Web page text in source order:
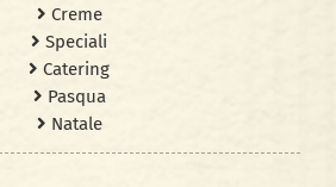
Creme
Speciali
Catering
Pasqua
Natale